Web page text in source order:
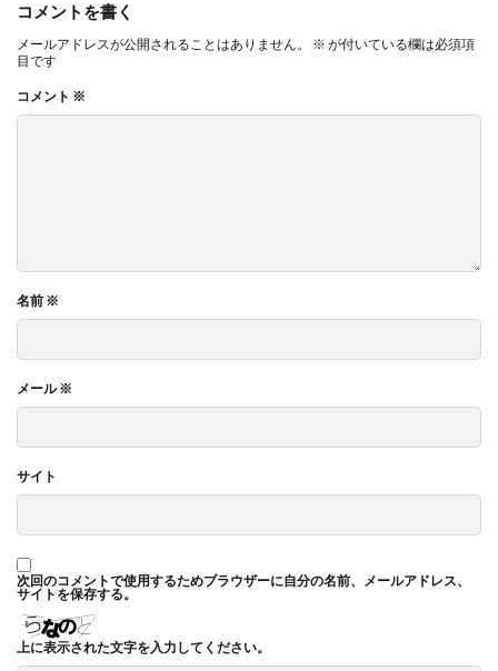
コメントを書く
メールアドレスが公開されることはありません。 ※ が付いている欄は必須項
目です
コメント ※
名前 ※
メール※
サイト
次回のコメントで使用するためブラウザーに自分の名前、メールアドレス、
サイトを保存する。
上に表示された文字を入力してください。